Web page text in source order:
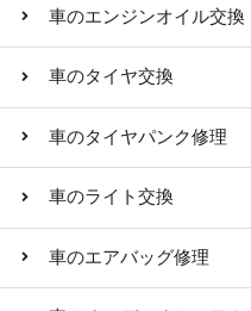
車のエンジンオイル交換
車のタイヤ交換
車のタイヤパンク修理
車のライト交換
車のエアバッグ修理